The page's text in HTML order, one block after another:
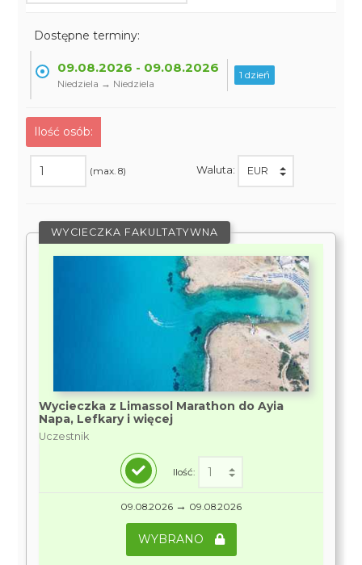
Dostępne terminy:
09.08.2026 - 09.08.2026
Niedziela → Niedziela
1 dzień
Ilość osób:
(max. 8) Waluta:
WYCIECZKA FAKULTATYWNA
Wycieczka z Limassol Marathon do Ayia
Napa, Lefkary i więcej
Uczestnik
Ilość:
09.08.2026 → 09.08.2026
WYBRANO